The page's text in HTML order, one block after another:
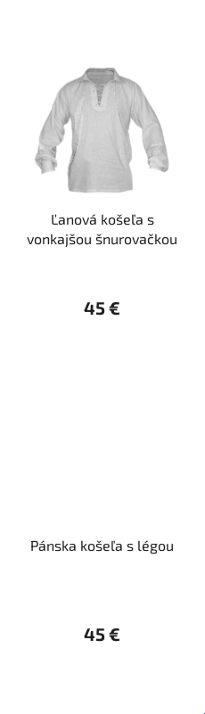
Ľanová košeľa s
vonkajšou šnurovačkou
45 €
Pánska košeľa s légou
45 €